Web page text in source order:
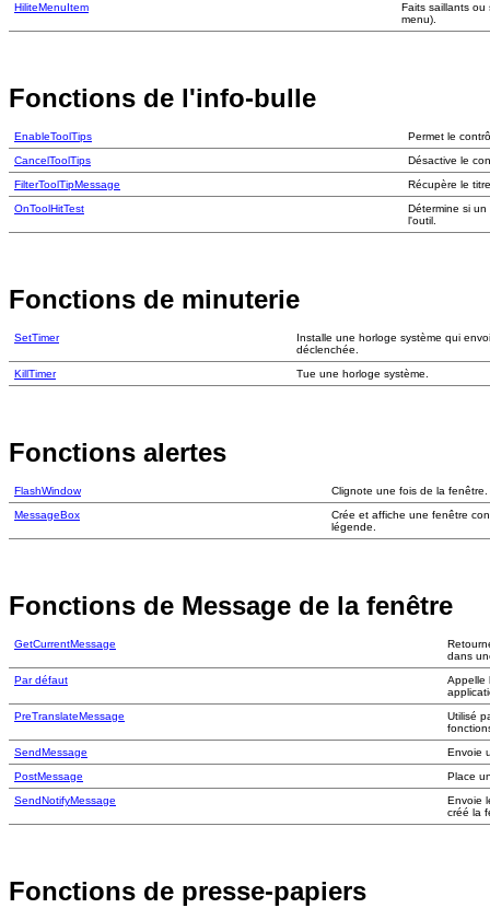
HiliteMenuItem
Faits saillants
menu).
Fonctions de l'info-bulle
EnableToolTips
Permet le
CancelToolTips
Désactive le
FilterToolTipMessage
Récupère le
OnToolHitTest
Détermine si
l'outil.
Fonctions de minuterie
SetTimer
Installe une horloge système qui
déclenchée.
KillTimer
Tue une horloge système.
Fonctions alertes
FlashWindow
Clignote une fois de la fenêtre.
MessageBox
Crée et affiche une fenêtre
légende.
Fonctions de Message de la fenêtre
GetCurrentMessage
dans
Par défaut
Appelle
PreTranslateMessage
Utilisé
SendMessage
Envoie
PostMessage
Place
SendNotifyMessage
Envoie
créé la
Fonctions de presse-papiers